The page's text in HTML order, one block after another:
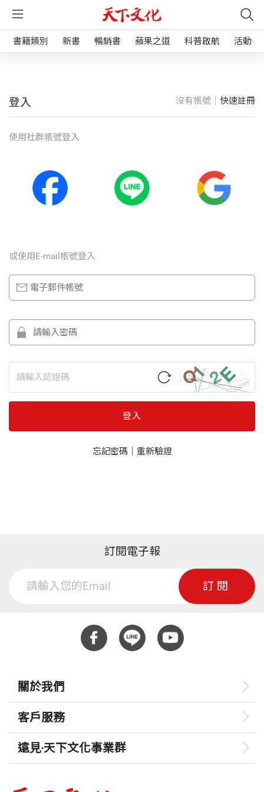
書籍類別 新書 暢銷書 蘋果之道 科普啟航 活動
登入 沒有帳號｜ 快速註冊
使⽤社群帳號登入
或使⽤E-mail帳號登入
登入
忘記密碼｜ 重新驗證
訂閱電子報
訂閱
關於我們
客戶服務
遠見‧天下文化事業群